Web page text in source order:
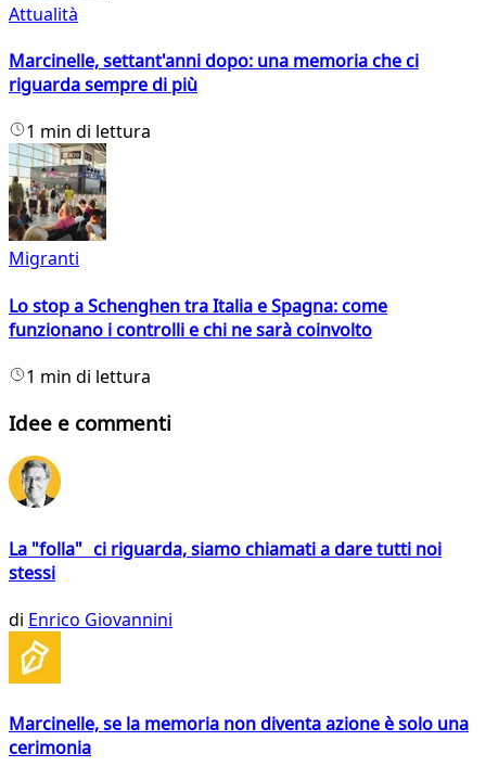
Attualità
Marcinelle, settant'anni dopo: una memoria che ci
riguarda sempre di più
1 min di lettura
Migranti
Lo stop a Schenghen tra Italia e Spagna: come
funzionano i controlli e chi ne sarà coinvolto
1 min di lettura
Idee e commenti
La "folla" ci riguarda, siamo chiamati a dare tutti noi
stessi
di Enrico Giovannini
Marcinelle, se la memoria non diventa azione è solo una
cerimonia